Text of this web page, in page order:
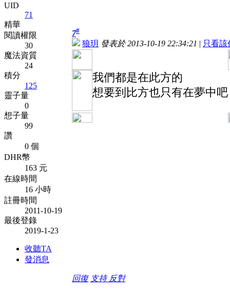
UID
71
精華
閱讀權限
30
魔法資質
24
積分
125
靈子量
0
想子量
99
讚
0 個
DHR幣
163 元
在線時間
16 小時
註冊時間
2011-10-19
最後登錄
2019-1-23
收聽TA
發消息
7#
狼玥 發表於 2013-10-19 22:34:21 | 只看該
我們都是在此方的
想要到比方也只有在夢中吧
回復 支持 反對